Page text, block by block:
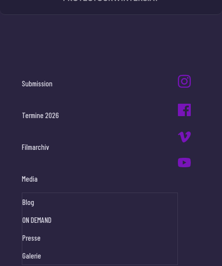
Submission
Termine 2026
Filmarchiv
Media
Blog
ON DEMAND
Presse
Galerie